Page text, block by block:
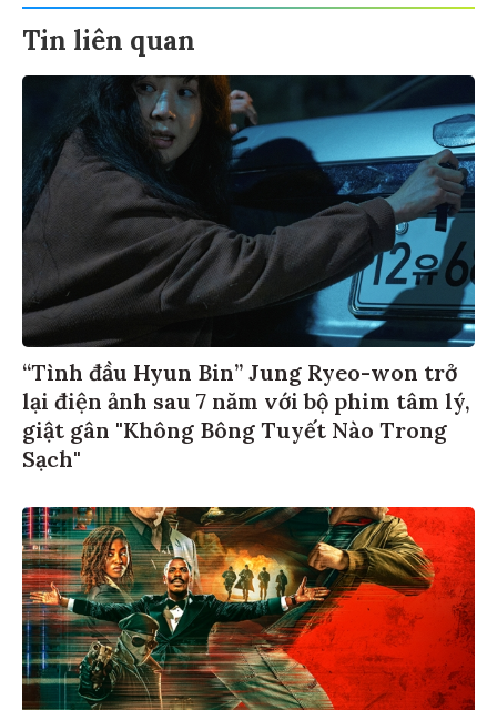
Tin liên quan
“Tình đầu Hyun Bin” Jung Ryeo-won trở
lại điện ảnh sau 7 năm với bộ phim tâm lý,
giật gân "Không Bông Tuyết Nào Trong
Sạch"